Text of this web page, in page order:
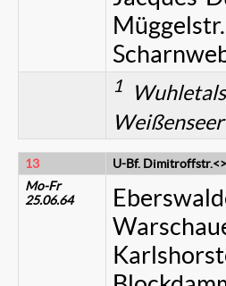
1
13
U-Bf.
Mo-Fr
25.06.64